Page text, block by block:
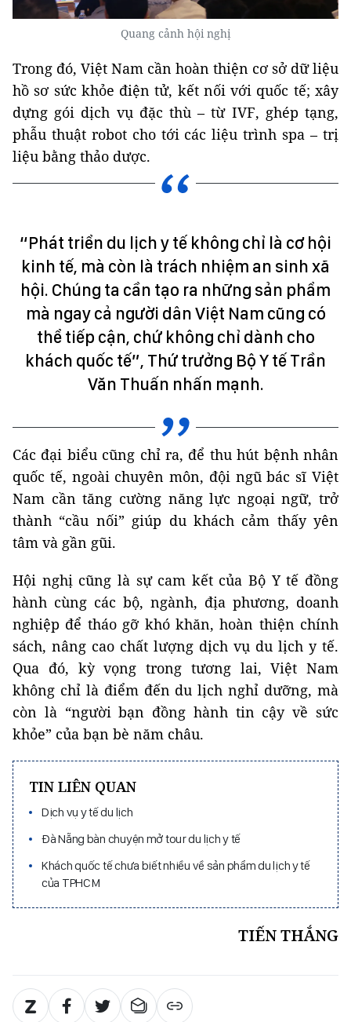
Quang cảnh hội nghị
Trong đó, Việt Nam cần hoàn thiện cơ sở dữ liệu
hồ sơ sức khỏe điện tử, kết nối với quốc tế; xây
dựng gói dịch vụ đặc thù – từ IVF, ghép tạng,
phẫu thuật robot cho tới các liệu trình spa – trị
liệu bằng thảo dược.
“Phát triển du lịch y tế không chỉ là cơ hội
kinh tế, mà còn là trách nhiệm an sinh xã
hội. Chúng ta cần tạo ra những sản phẩm
mà ngay cả người dân Việt Nam cũng có
thể tiếp cận, chứ không chỉ dành cho
khách quốc tế”, Thứ trưởng Bộ Y tế Trần
Văn Thuấn nhấn mạnh.
Các đại biểu cũng chỉ ra, để thu hút bệnh nhân
quốc tế, ngoài chuyên môn, đội ngũ bác sĩ Việt
Nam cần tăng cường năng lực ngoại ngữ, trở
thành “cầu nối” giúp du khách cảm thấy yên
tâm và gần gũi.
Hội nghị cũng là sự cam kết của Bộ Y tế đồng
hành cùng các bộ, ngành, địa phương, doanh
nghiệp để tháo gỡ khó khăn, hoàn thiện chính
sách, nâng cao chất lượng dịch vụ du lịch y tế.
Qua đó, kỳ vọng trong tương lai, Việt Nam
không chỉ là điểm đến du lịch nghỉ dưỡng, mà
còn là “người bạn đồng hành tin cậy về sức
khỏe” của bạn bè năm châu.
TIN LIÊN QUAN
Dịch vụ y tế du lịch
Đà Nẵng bàn chuyện mở tour du lịch y tế
Khách quốc tế chưa biết nhiều về sản phẩm du lịch y tế
của TPHCM
TIẾN THẮNG